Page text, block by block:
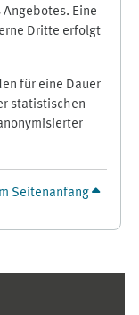
Eine
Dritte erfolgt
für eine Dauer
statistischen
Seitenanfang